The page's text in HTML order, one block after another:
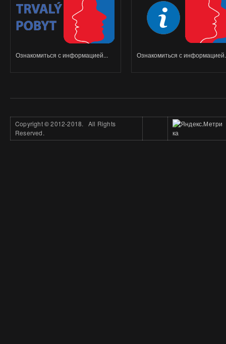
Ознакомиться с информацией... Ознакомиться с
Copyright©2012-2018. All Rights
Reserved.